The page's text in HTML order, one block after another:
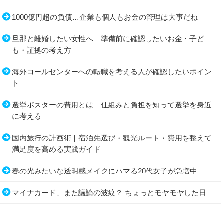
1000億円超の負債…企業も個人もお金の管理は大事だね
旦那と離婚したい女性へ｜準備前に確認したいお金・子ど
も・証拠の考え方
海外コールセンターへの転職を考える人が確認したいポイン
ト
選挙ポスターの費用とは｜仕組みと負担を知って選挙を身近
に考える
国内旅行の計画術｜宿泊先選び・観光ルート・費用を整えて
満足度を高める実践ガイド
春の光みたいな透明感メイクにハマる20代女子が急増中
マイナカード、また議論の波紋？ ちょっとモヤモヤした日